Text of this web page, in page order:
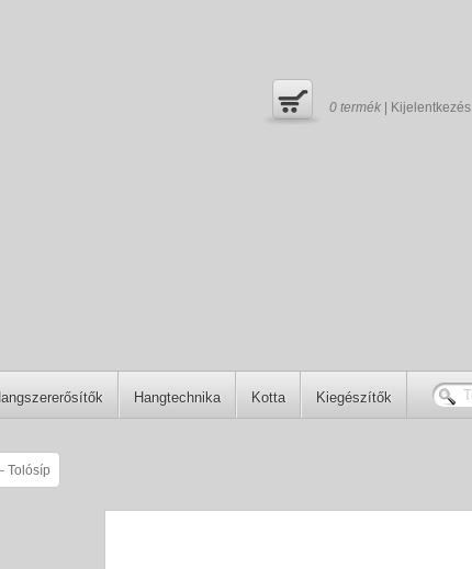
0 termék | Kijelentkezés
Hangtechnika Kotta Kiegészítők
Tolósíp